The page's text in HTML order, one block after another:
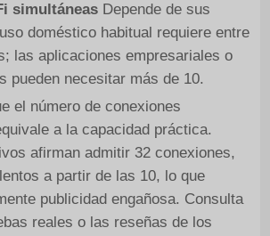
simultáneasDepende de sus
doméstico habitual requiere entre
las aplicaciones empresariales o
pueden necesitar más de 10.
el número de conexiones
a la capacidad práctica.
afirman admitir 32 conexiones,
a partir de las 10, lo que
publicidad engañosa. Consulta
reales o las reseñas de los